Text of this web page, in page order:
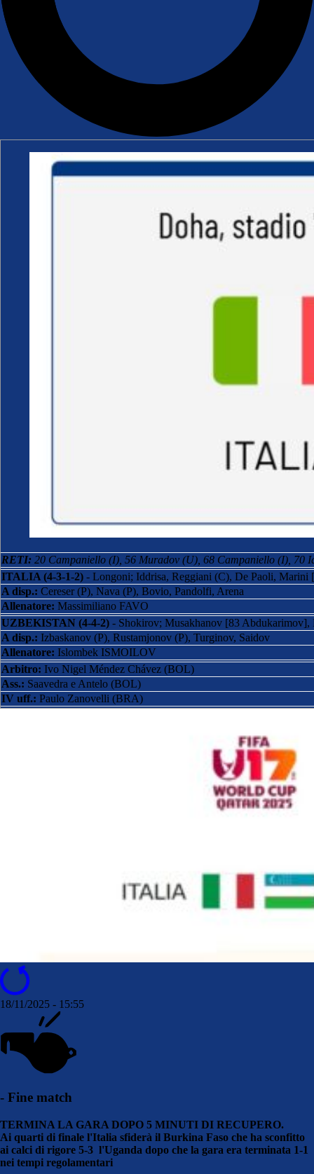
RETI: 20 Campaniello (I), 56 Muradov (U), 68 Campaniello (I), 70
ITALIA (4-3-1-2) - Longoni; Iddrisa, Reggiani (C), De Paoli,
A disp.: Cereser (P), Nava (P), Bovio, Pandolfi, Arena
Allenatore: Massimiliano FAVO
UZBEKISTAN (4-4-2) - Shokirov; Musakhanov [83
A disp.: Izbaskanov (P), Rustamjonov (P), Turginov, Saidov
Allenatore: Islombek ISMOILOV
Arbitro: Ivo Nigel Méndez Chávez (BOL)
Ass.: Saavedra e Antelo (BOL)
IV uff.: Paulo Zanovelli (BRA)
18/11/2025 - 15:55
- Fine match
TERMINA LA GARA DOPO 5 MINUTI DI RECUPERO.
Ai quarti di finale l'Italia sfiderà il Burkina Faso che ha sconfitto
ai calci di rigore 5-3 l'Uganda dopo che la gara era terminata 1-1
nei tempi regolamentari